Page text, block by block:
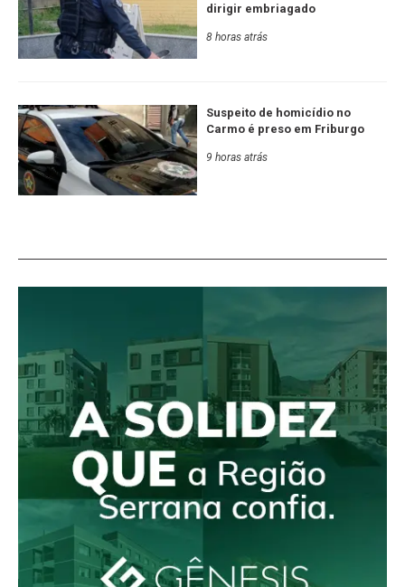
dirigir embriagado
8 horas atrás
Suspeito de homicídio no
Carmo é preso em Friburgo
9 horas atrás